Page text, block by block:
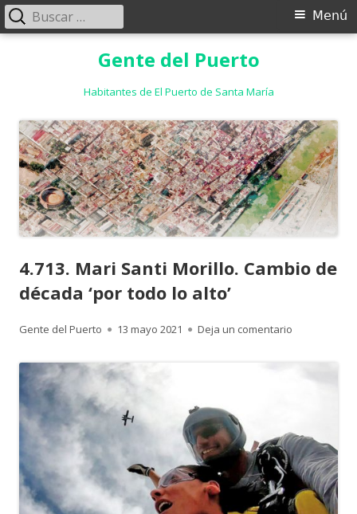
Gente del Puerto
Habitantes de El Puerto de Santa María
Menú
Menú
Buscar:
4.713. Mari Santi Morillo. Cambio de
década ‘por todo lo alto’
Autor
Gente del Puerto
Publicado
13 mayo 2021 Deja un comentario